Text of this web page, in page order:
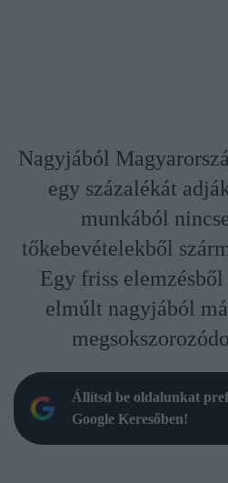
Nagyjából
egy százalékát
munkából
tőkebevételekből
Egy friss
elmúlt nagyjából
Állítsd be oldalunkat
Google Keresőben!